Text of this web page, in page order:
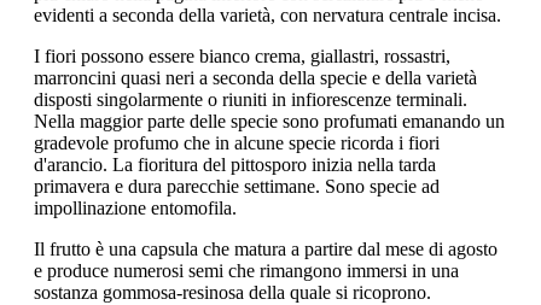
evidenti a seconda della varietà, con nervatura centrale incisa.
I fiori possono essere bianco crema, giallastri, rossastri,
marroncini quasi neri a seconda della specie e della varietà
disposti singolarmente o riuniti in infiorescenze terminali.
Nella maggior parte delle specie sono profumati emanando un
gradevole profumo che in alcune specie ricorda i fiori
d'arancio. La fioritura del pittosporo inizia nella tarda
primavera e dura parecchie settimane. Sono specie ad
impollinazione entomofila.
Il frutto è una capsula che matura a partire dal mese di agosto
e produce numerosi semi che rimangono immersi in una
sostanza gommosa-resinosa della quale si ricoprono.